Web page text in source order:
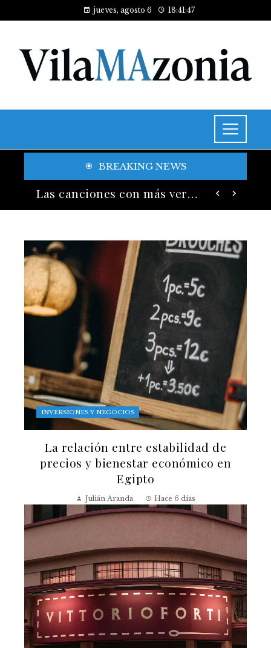
jueves, agosto 6 18:41:49
BREAKING NEWS
Las canciones con más versiones registradas en la industria musical
INVERSIONES Y NEGOCIOS
La relación entre estabilidad de
precios y bienestar económico en
Egipto
Julián Aranda Hace 6 días